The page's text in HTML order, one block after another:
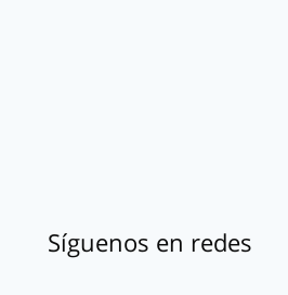
Síguenos en redes